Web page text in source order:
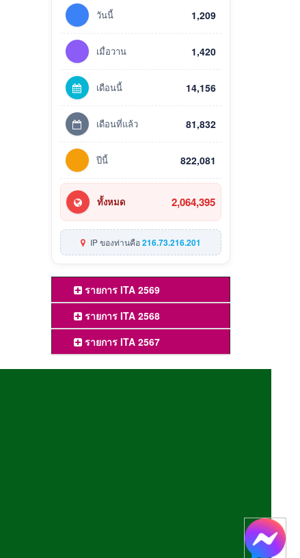
วันนี้ 1,209
เมื่อวาน 1,420
เดือนนี้ 14,156
เดือนที่แล้ว 81,832
ปีนี้ 822,081
ทั้งหมด 2,064,395
IP ของท่านคือ216.73.216.201
รายการ ITA 2569
รายการ ITA 2568
รายการ ITA 2567